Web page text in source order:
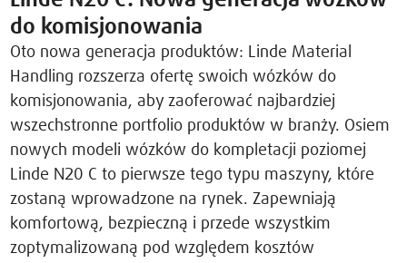
do komisjonowania
Oto nowa generacja produktów: Linde Material
Handling rozszerza ofertę swoich wózków do
komisjonowania, aby zaoferować najbardziej
wszechstronne portfolio produktów w branży. Osiem
nowych modeli wózków do kompletacji poziomej
Linde N20 C to pierwsze tego typu maszyny, które
zostaną wprowadzone na rynek. Zapewniają
komfortową, bezpieczną i przede wszystkim
zoptymalizowaną pod względem kosztów